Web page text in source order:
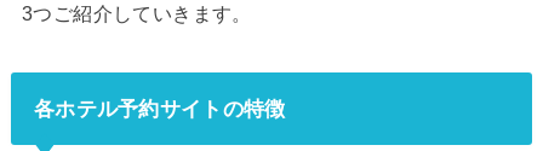
3つご紹介していきます。
各ホテル予約サイトの特徴